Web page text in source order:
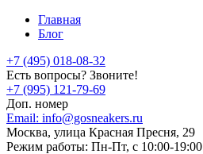
Главная
Блог
+7 (495) 018-08-32
Есть вопросы? Звоните!
+7 (995) 121-79-69
Доп. номер
Email: info@gosneakers.ru
Москва, улица Красная Пресня, 29
Режим работы: Пн-Пт, с 10:00-19:00